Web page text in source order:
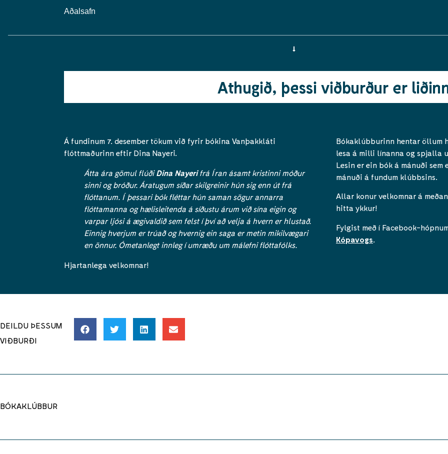
Aðalsafn
Athugið, þessi viðburður er
Á fundinum 7. desember tökum við fyrir bókina Vanþakkláti
flóttmaðurinn eftir Dina Nayeri.
Átta ára gömul flúðiDina Nayerifrá Íran ásamt kristinni móður
sinni og bróður. Áratugum síðar skilgreinir hún sig enn út frá
flóttanum. Í þessari bók fléttar hún saman sögur annarra
flóttamanna og hælisleitenda á síðustu árum við sína eigin og
varpar ljósi á ægivaldið sem felst í því að velja á hvern er hlustað.
Einnig hverjum er trúað og hvernig ein saga er metin mikilvægari
en önnur. Ómetanlegt innleg í umræðu um málefni flóttafólks.
Bókaklúbburinn hentar öllum
lesa á milli línanna og spjalla
Lesin er ein bók á mánuði
mánuði á fundum klúbbsins.
Allar konur velkomnar á
hitta ykkur!
Fylgist með í Facebook-
Kópavogs
Hjartanlega velkomnar!
DEILDU ÞESSUM
VIÐBURÐI
BÓKAKLÚBBUR